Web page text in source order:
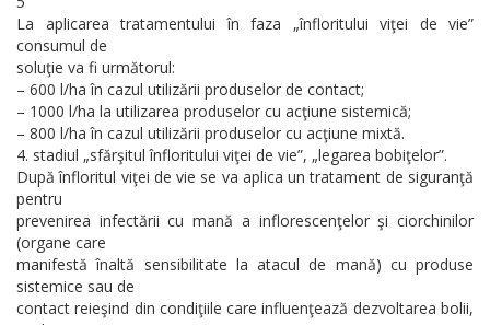
La aplicarea tratamentului în faza „înfloritului viţei de vie”
consumul de
soluţie va fi următorul:
– 600 l/ha în cazul utilizării produselor de contact;
– 1000 l/ha la utilizarea produselor cu acţiune sistemică;
– 800 l/ha în cazul utilizării produselor cu acţiune mixtă.
4. stadiul „sfărşitul înfloritului viţei de vie”, „legarea bobiţelor”.
După înfloritul viţei de vie se va aplica un tratament de siguranţă
pentru
prevenirea infectării cu mană a inflorescenţelor şi ciorchinilor
(organe care
manifestă înaltă sensibilitate la atacul de mană) cu produse
sistemice sau de
contact reieşind din condiţiile care influenţează dezvoltarea bolii,